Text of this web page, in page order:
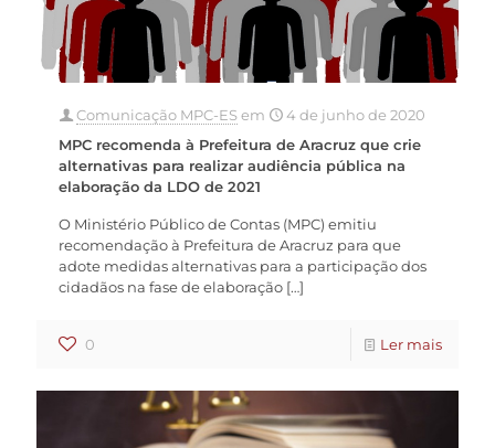
Comunicação MPC-ESem
4 de junho de 2020
MPC recomenda à Prefeitura de Aracruz que crie
alternativas para realizar audiência pública na
elaboração da LDO de 2021
O Ministério Público de Contas (MPC) emitiu
recomendação à Prefeitura de Aracruz para que
adote medidas alternativas para a participação dos
cidadãos na fase de elaboração […]
0 Ler mais